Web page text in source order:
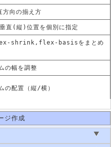
方向の揃え方
直(縦)位置を個別に指定
shrink,flex-basisをまとめ
の幅を調整
配置（縦/横）
flex-wrapまとめて指定
自動幅調整（縮む）
折り返し
ジ作成